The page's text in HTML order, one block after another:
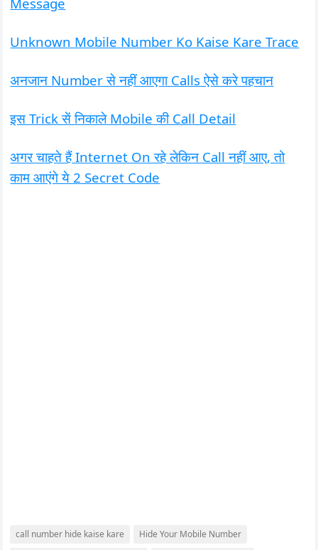
Unknown Mobile Number Ko Kaise Kare Trace
अनजान Number से नहीं आएगा Calls ऐसे करे पहचान
इस Trick सें निकाले Mobile की Call Detail
अगर चाहते हैं Internet On रहे लेकिन Call नहीं आए, तो
काम आएंगे ये 2 Secret Code
call number hide kaise kare
Hide Your Mobile Number